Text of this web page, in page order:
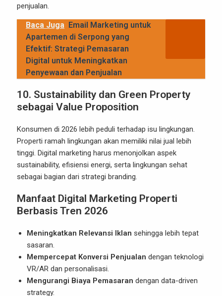
penjualan.
Baca Juga Email Marketing untuk
Apartemen di Serpong yang
Efektif: Strategi Pemasaran
Digital untuk Meningkatkan
Penyewaan dan Penjualan
10. Sustainability dan Green Property
sebagai Value Proposition
Konsumen di 2026 lebih peduli terhadap isu lingkungan.
Properti ramah lingkungan akan memiliki nilai jual lebih
tinggi. Digital marketing harus menonjolkan aspek
sustainability, efisiensi energi, serta lingkungan sehat
sebagai bagian dari strategi branding.
Manfaat Digital Marketing Properti
Berbasis Tren 2026
Meningkatkan Relevansi Iklan sehingga lebih tepat
sasaran.
Mempercepat Konversi Penjualan dengan teknologi
VR/AR dan personalisasi.
Mengurangi Biaya Pemasaran dengan data-driven
strategy.